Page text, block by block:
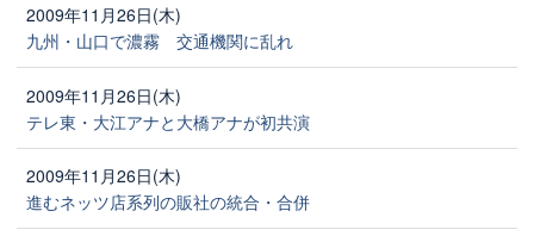
2009年11月26日(木)
九州・山口で濃霧 交通機関に乱れ
2009年11月26日(木)
テレ東・大江アナと大橋アナが初共演
2009年11月26日(木)
進むネッツ店系列の販社の統合・合併